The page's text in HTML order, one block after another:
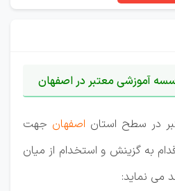
آموزشی معتبر در اصفهان
در سطح استان اصفهان جهت
به گزینش و استخدام از میان
می نماید: